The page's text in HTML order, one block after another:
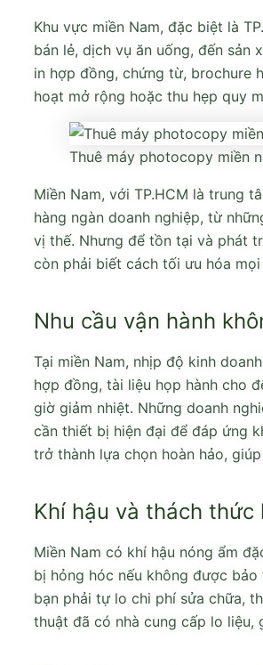
Khu vực miền Nam, đặc biệt là
bán lẻ, dịch vụ ăn uống, đến sản
in hợp đồng, chứng từ, brochure
hoạt mở rộng hoặc thu hẹp quy
Thuê máy photocopy miền
Miền Nam, với TP.HCM là trung
hàng ngàn doanh nghiệp, từ
vị thế. Nhưng để tồn tại và phát
còn phải biết cách tối ưu hóa
Nhu cầu vận hành
Tại miền Nam, nhịp độ kinh
hợp đồng, tài liệu họp hành cho
giờ giảm nhiệt. Những doanh
cần thiết bị hiện đại để đáp ứng
trở thành lựa chọn hoàn hảo,
Khí hậu và thách thức
Miền Nam có khí hậu nóng ẩm
bị hỏng hóc nếu không được
bạn phải tự lo chi phí sửa chữa,
thuật đã có nhà cung cấp lo